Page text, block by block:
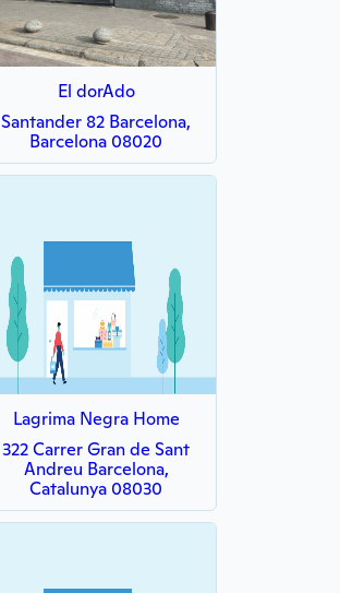
El dorAdo
Santander 82 Barcelona,
Barcelona 08020
Lagrima Negra Home
322 Carrer Gran de Sant
Andreu Barcelona,
Catalunya 08030